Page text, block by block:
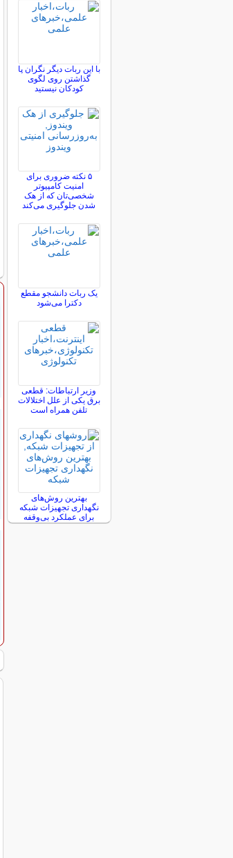
با این ربات دیگر نگران پا
گذاشتن روی لگوی
کودکان نیستید
۵ نکته ضروری برای
امنیت کامپیوتر
شخصی‌تان که از هک
شدن جلوگیری می‌کند
یک ربات دانشجو مقطع
دکترا می‌شود
وزیر ارتباطات: قطعی
برق یکی از علل اختلالات
تلفن همراه است
بهترین روش‌های
نگهداری تجهیزات شبکه
برای عملکرد بی‌وقفه